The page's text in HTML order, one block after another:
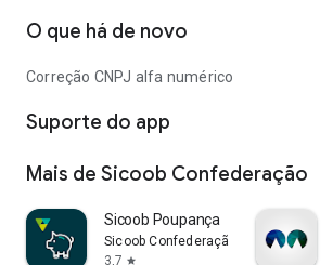
O que há de novo
Correção CNPJ alfa numérico
Suporte do app
Mais de Sicoob Confederação
Sicoob Poupança
Sicoob Confederação
3,7 star